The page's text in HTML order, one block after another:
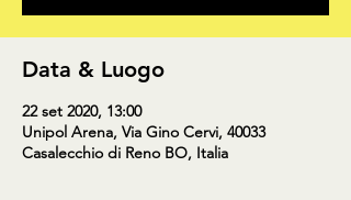
Data & Luogo
22 set 2020, 13:00
Unipol Arena, Via Gino Cervi, 40033
Casalecchio di Reno BO, Italia